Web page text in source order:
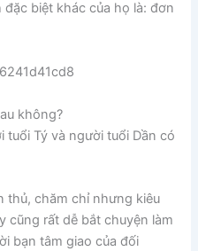
biệt khác của họ là: đơn
không?
tuổi Tý và người tuổi Dần có
thủ, chăm chỉ nhưng kiêu
cũng rất dễ bắt chuyện làm
bạn tâm giao của đối